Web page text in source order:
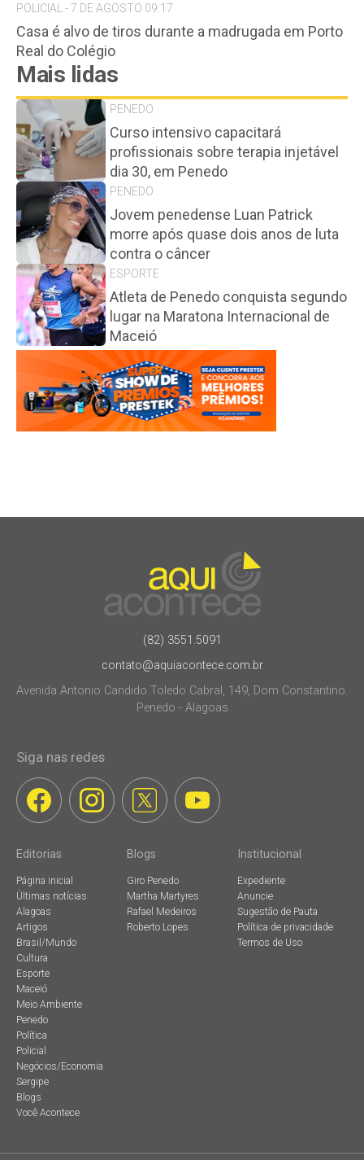
POLICIAL - 7 DE AGOSTO 09:17
Casa é alvo de tiros durante a madrugada em Porto
Real do Colégio
Mais lidas
PENEDO
Curso intensivo capacitará
profissionais sobre terapia injetável
dia 30, em Penedo
PENEDO
Jovem penedense Luan Patrick
morre após quase dois anos de luta
contra o câncer
ESPORTE
Atleta de Penedo conquista segundo
lugar na Maratona Internacional de
Maceió
(82) 3551.5091
contato@aquiacontece.com.br
Avenida Antonio Candido Toledo Cabral, 149, Dom Constantino.
Penedo - Alagoas
Siga nas redes
Editorias
Página inicial
Últimas notícias
Alagoas
Artigos
Brasil/Mundo
Cultura
Esporte
Maceió
Meio Ambiente
Penedo
Política
Policial
Negócios/Economia
Sergipe
Blogs
Você Acontece
Blogs
Giro Penedo
Martha Martyres
Rafael Medeiros
Roberto Lopes
Institucional
Expediente
Anuncie
Sugestão de Pauta
Política de privacidade
Termos de Uso